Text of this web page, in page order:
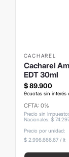
CACHAREL
Cacharel
EDT 30ml
$ 89.900
9cuotas sin interés
CFTA: 0%
Precio sin
Nacionales: $ 74.297
Precio por unidad:
$ 2.996.666,67/ lt